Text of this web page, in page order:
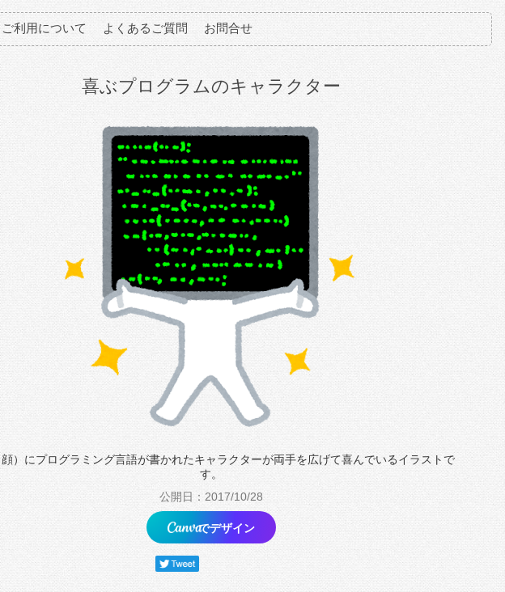
ご利用について よくあるご質問 お問合せ
喜ぶプログラムのキャラクター
）にプログラミング言語が書かれたキャラクターが両手を広げて喜んでいるイラストで
す。
公開日：2017/10/28
でデザイン